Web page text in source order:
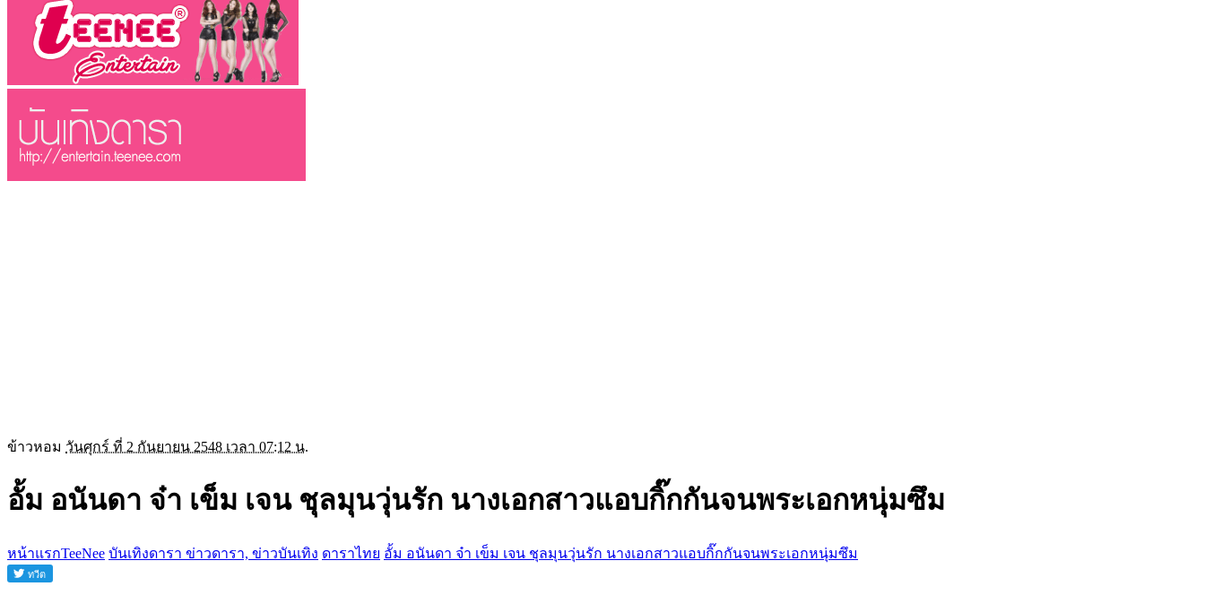
ข้าวหอม วันศุกร์ ที่ 2 กันยายน 2548 เวลา 07:12 น.
อั้ม อนันดา จ๋า เข็ม เจน ชุลมุนวุ่นรัก นางเอกสาวแอบกิ๊กกันจนพระเอกหนุ่มซึม
หน้าแรกTeeNee บันเทิงดารา ข่าวดารา, ข่าวบันเทิง ดาราไทย อั้ม อนันดา จ๋า เข็ม เจน ชุลมุนวุ่นรัก นางเอกสาวแอบกิ๊กกันจนพระเอกหนุ่มซึม